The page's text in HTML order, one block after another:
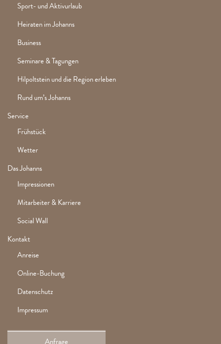
Sport- und Aktivurlaub
Heiraten im Johanns
Business
Seminare & Tagungen
Hilpoltstein und die Region erleben
Rund um’s Johanns
Service
Frühstück
Wetter
Das Johanns
Impressionen
Mitarbeiter & Karriere
Social Wall
Kontakt
Anreise
Online-Buchung
Datenschutz
Impressum
Anfrage